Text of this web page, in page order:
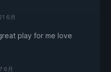
6月
play for me love
6月